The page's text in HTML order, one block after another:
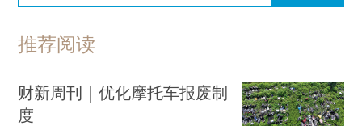
推荐阅读
财新周刊｜优化摩托车报废制
度